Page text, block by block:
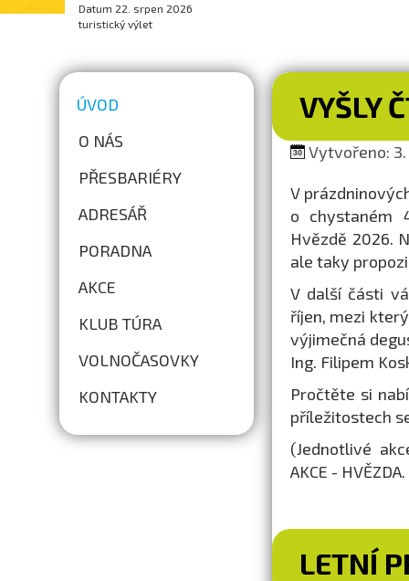
Datum 22. srpen 2026
turistický výlet
ÚVOD
O NÁS
PŘESBARIÉRY
ADRESÁŘ
PORADNA
AKCE
KLUB TÚRA
VOLNOČASOVKY
KONTAKTY
VYŠLY
Vytvořeno: 3.
V
o chystaném
Hvězdě 2026.
ale taky
V další části
říjen, mezi
výjimečná
Ing. Filipem
Pročtěte si
příležitostech
(Jednotlivé
AKCE -
LETNÍ